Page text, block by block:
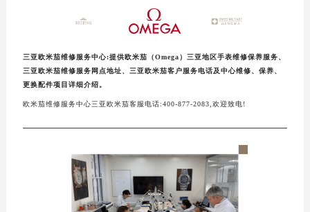
三亚欧米茄维修服务中心:提供欧米茄（Omega）三亚地区手表维修保养服务、
三亚欧米茄维修服务网点地址、三亚欧米茄客户服务电话及中心维修、保养、
更换配件项目详细介绍。
欧米茄维修服务中心三亚欧米茄客服电话:400-877-2083,欢迎致电!